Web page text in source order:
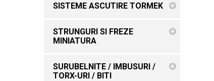
SISTEME ASCUTIRE TORMEK
STRUNGURI SI FREZE
MINIATURA
SURUBELNITE / IMBUSURI /
TORX-URI / BITI